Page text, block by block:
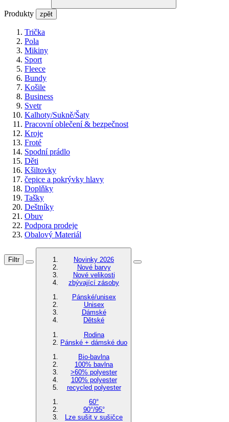
Produkty zpět
Trička
Pola
Mikiny
Sport
Fleece
Bundy
Košile
Business
Svetr
Kalhoty/Sukně/Šaty
Pracovní oblečení & bezpečnost
Kroje
Froté
Spodní prádlo
Děti
Kšiltovky
čepice a pokrývky hlavy
Doplňky
Tašky
Deštníky
Obuv
Podpora prodeje
Obalový Materiál
Filtr
Novinky 2026
Nové barvy
Nové velikosti
zbývající zásoby
Pánské/unisex
Unisex
Dámské
Dětské
Rodina
Pánské + dámské duo
Bio-bavlna
100% bavlna
>60% polyester
100% polyester
recycled polyester
60°
90°/95°
Lze sušit v sušičce